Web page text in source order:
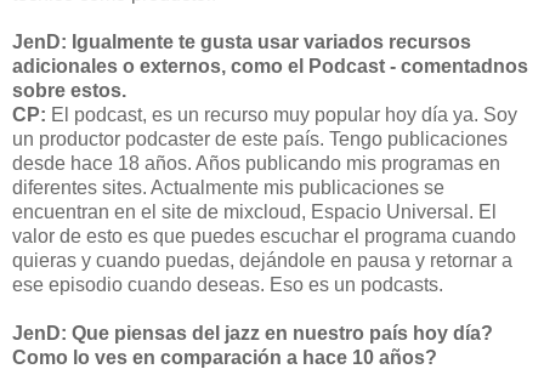
JenD: Igualmente te gusta usar variados recursos
adicionales o externos, como el Podcast - comentadnos
sobre estos.
CP: El podcast, es un recurso muy popular hoy día ya. Soy
un productor podcaster de este país. Tengo publicaciones
desde hace 18 años. Años publicando mis programas en
diferentes sites. Actualmente mis publicaciones se
encuentran en el site de mixcloud, Espacio Universal. El
valor de esto es que puedes escuchar el programa cuando
quieras y cuando puedas, dejándole en pausa y retornar a
ese episodio cuando deseas. Eso es un podcasts.
JenD: Que piensas del jazz en nuestro país hoy día?
Como lo ves en comparación a hace 10 años?